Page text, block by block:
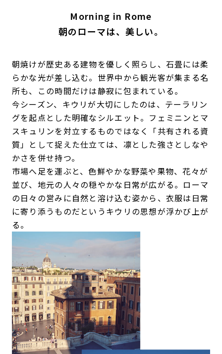
Morning in Rome
朝のローマは、美しい。
朝焼けが歴史ある建物を優しく照らし、石畳には柔
らかな光が差し込む。世界中から観光客が集まる名
所も、この時間だけは静寂に包まれている。
今シーズン、キウリが大切にしたのは、テーラリン
グを起点とした明確なシルエット。フェミニンとマ
スキュリンを対立するものではなく「共有される資
質」として捉えた仕立ては、凛とした強さとしなや
かさを併せ持つ。
市場へ足を運ぶと、色鮮やかな野菜や果物、花々が
並び、地元の人々の穏やかな日常が広がる。ローマ
の日々の営みに自然と溶け込む姿から、衣服は日常
に寄り添うものだというキウリの思想が浮かび上が
る。